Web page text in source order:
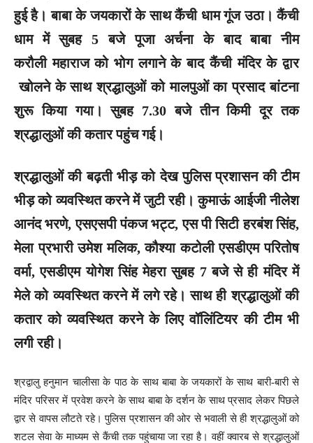
हुई है। बाबा के जयकारों के साथ कैंची धाम गूंज उठा। कैंची
धाम में सुबह 5 बजे पूजा अर्चना के बाद बाबा नीम
करौली महाराज को भोग लगाने के बाद कैंची मंदिर के द्वार
खोलने के साथ श्रद्धालुओं को मालपुओं का प्रसाद बांटना
शुरू किया गया। सुबह 7.30 बजे तीन किमी दूर तक
श्रद्धालुओं की कतार पहुंच गई।
श्रद्धालुओं की बढ़ती भीड़ को देख पुलिस प्रशासन की टीम
भीड़ को व्यवस्थित करने में जुटी रही। कुमाऊं आईजी नीलेश
आनंद भरणे, एसएसपी पंकज भट्ट, एस पी सिटी हरबंश सिंह,
मेला प्रभारी उमेश मलिक, कौश्या कटोली एसडीएम परितोष
वर्मा, एसडीएम योगेश सिंह मेहरा सुबह 7 बजे से ही मंदिर में
मेले को व्यवस्थित करने में लगे रहे। साथ ही श्रद्धालुओं की
कतार को व्यवस्थित करने के लिए वॉलिंटियर की टीम भी
लगी रही।
श्रद्वालु हनुमान चालीसा के पाठ के साथ बाबा के जयकारों के साथ बारी-बारी से
मंदिर परिसर में प्रवेश करने के साथ बाबा के दर्शन के साथ प्रसाद लेकर पिछले
द्वार से वापस लौटते रहे। पुलिस प्रशासन की ओर से भवाली से ही श्रद्धालुओं को
शटल सेवा के माध्यम से कैंची तक पहुंचाया जा रहा है। वहीं क्वारब से श्रद्धालुओं